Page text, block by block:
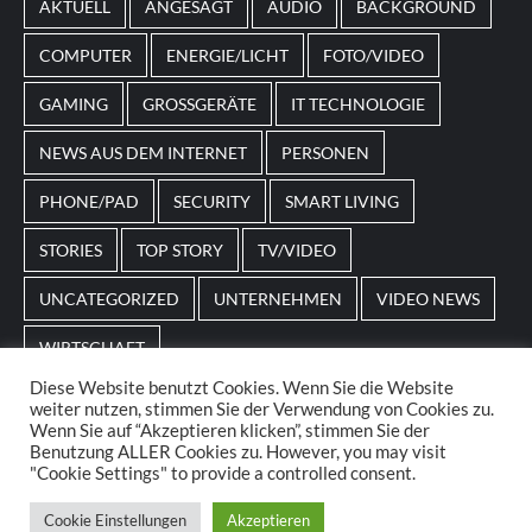
beispielsweise an Feiertage oder besondere Events
angepasst sein.
AKTUELL ANGESAGT AUDIO BACKGROUND
COMPUTER ENERGIE/LICHT FOTO/VIDEO
GAMING GROSSGERÄTE IT TECHNOLOGIE
NEWS AUS DEM INTERNET PERSONEN
PHONE/PAD SECURITY SMART LIVING
STORIES TOP STORY TV/VIDEO
UNCATEGORIZED UNTERNEHMEN VIDEO NEWS
WIRTSCHAFT
Home Impressum AGBs Datenschutz
© 2025. POS Media GmbH. All rights reserved.
Diese Website benutzt Cookies. Wenn Sie die Website
weiter nutzen, stimmen Sie der Verwendung von Cookies zu.
Wenn Sie auf “Akzeptieren klicken”, stimmen Sie der
Benutzung ALLER Cookies zu. However, you may visit
"Cookie Settings" to provide a controlled consent.
Cookie Einstellungen Akzeptieren